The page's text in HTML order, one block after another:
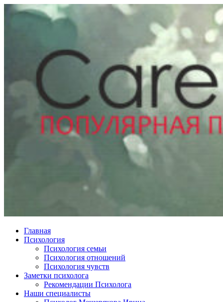
Главная
Психология
Психология семьи
Психология отношений
Психология чувств
Заметки психолога
Рекомендации Психолога
Наши специалисты